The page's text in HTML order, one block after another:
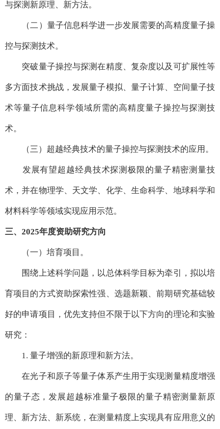
与探测新原理、新方法。
（二）量子信息科学进一步发展需要的高精度量子操
控与探测技术。
突破量子操控与探测在精度、复杂度以及可扩展性等
多方面技术挑战，发展量子模拟、量子计算、空间量子技
术等量子信息科学领域所需的高精度量子操控与探测技
术。
（三）超越经典技术的量子操控与探测技术的应用。
发展有望超越经典技术探测极限的量子精密测量技
术，并在物理学、天文学、化学、生命科学、地球科学和
材料科学等领域实现应用示范。
三、2025年度资助研究方向
（一）培育项目。
围绕上述科学问题，以总体科学目标为牵引，拟以培
育项目的方式资助探索性强、选题新颖、前期研究基础较
好的申请项目，优先支持但不限于以下方向的理论和实验
研究：
1. 量子增强的新原理和新方法。
在光子和原子等量子体系产生用于实现测量精度增强
的量子态，发展超越标准量子极限的量子精密测量新原
理、新方法、新系统，在测量精度上实现具有应用意义的